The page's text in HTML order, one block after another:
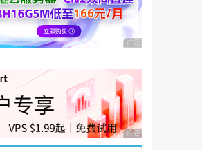
广告 商业广告，理性
广告 商业广告，理性